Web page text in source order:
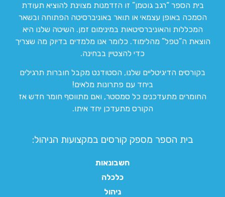
בית הספר “רגב גוטמן” זו הזדמנות מצוינת להוציא תעודת
הסמכה באופן עצמאי או תואר באוניברסיטה הפתוחה ובשאר
המכללות והאוניברסיטאות במינימום זמן. השיטה שלנו היא
הוצאת ה”טפל” מהלימוד. כלומר אנו מלמדים בדיוק מה שצריך
כדי להצטיין בבחינה.
בקורסים הדיגיטליים שלנו, הסטודנט מקבל חוברות תרגילים
ביחד עם פתרונות מלאים!
החומרים מתעדכנים כל סמסטר, ואם מתווסף חומר חדש אז
הקורס מתעדכן יחד איתו.
בית הספר מספק קורסים במקצועות הניהול:
חשבונאות
כלכלה
ניהול